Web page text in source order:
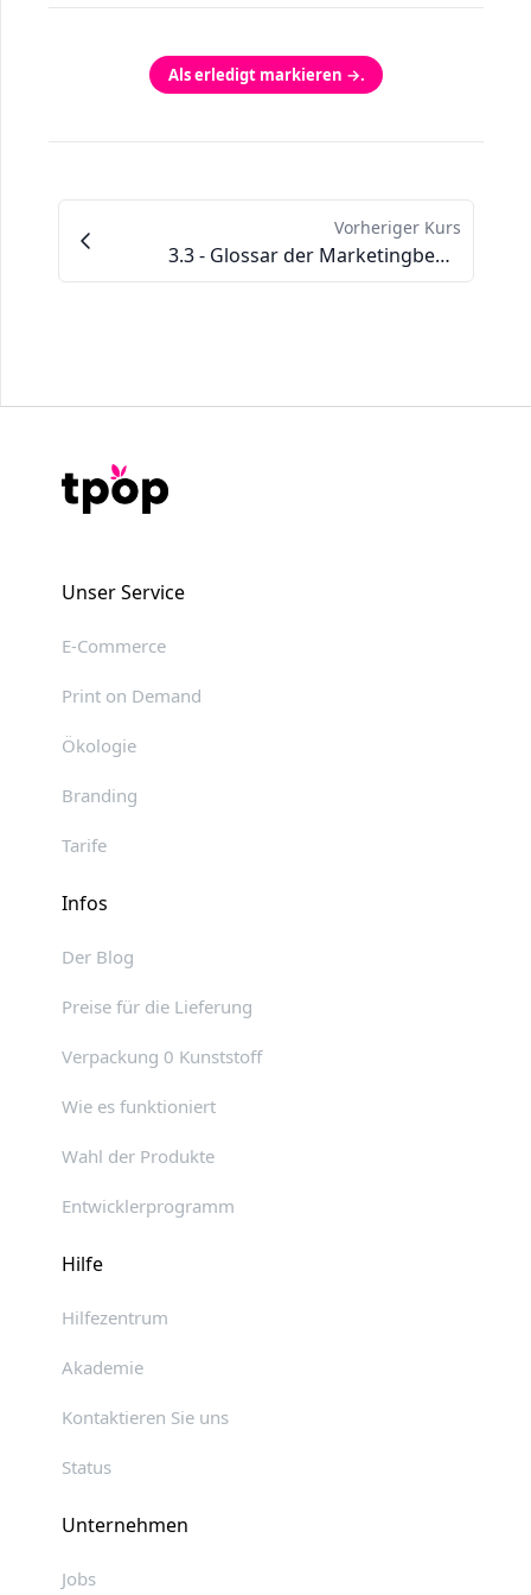
Als erledigt markieren →.
Vorheriger Kurs
3.3 - Glossar der Marketingbegriffe, die Sie kennen sollten
Unser Service
E-Commerce
Print on Demand
Ökologie
Branding
Tarife
Infos
Der Blog
Preise für die Lieferung
Verpackung 0 Kunststoff
Wie es funktioniert
Wahl der Produkte
Entwicklerprogramm
Hilfe
Hilfezentrum
Akademie
Kontaktieren Sie uns
Status
Unternehmen
Jobs